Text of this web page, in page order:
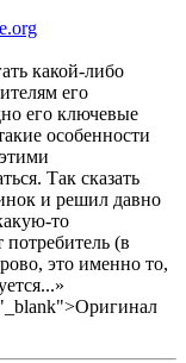
либо
его
его ключевые
особенности
Так сказать
и решил давно
то
(в
это именно то,